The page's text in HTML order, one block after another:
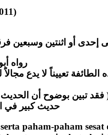
إحدى أو اثنتين وسبعين
رواه أبو داود (4596) عن أبي هريرة ،
فقد تبين بوضوح أن
حديث كبير في
paham-paham sesat